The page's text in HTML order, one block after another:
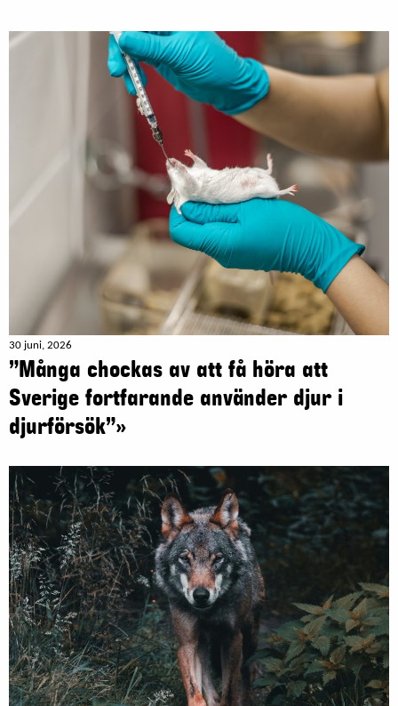
30 juni, 2026
”Många chockas av att få höra att
Sverige fortfarande använder djur i
djurförsök”»